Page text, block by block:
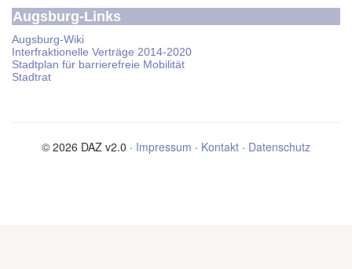
Augsburg-Links
Augsburg-Wiki
Interfraktionelle Verträge 2014-2020
Stadtplan für barrierefreie Mobilität
Stadtrat
© 2026 DAZ v2.0 · Impressum · Kontakt · Datenschutz